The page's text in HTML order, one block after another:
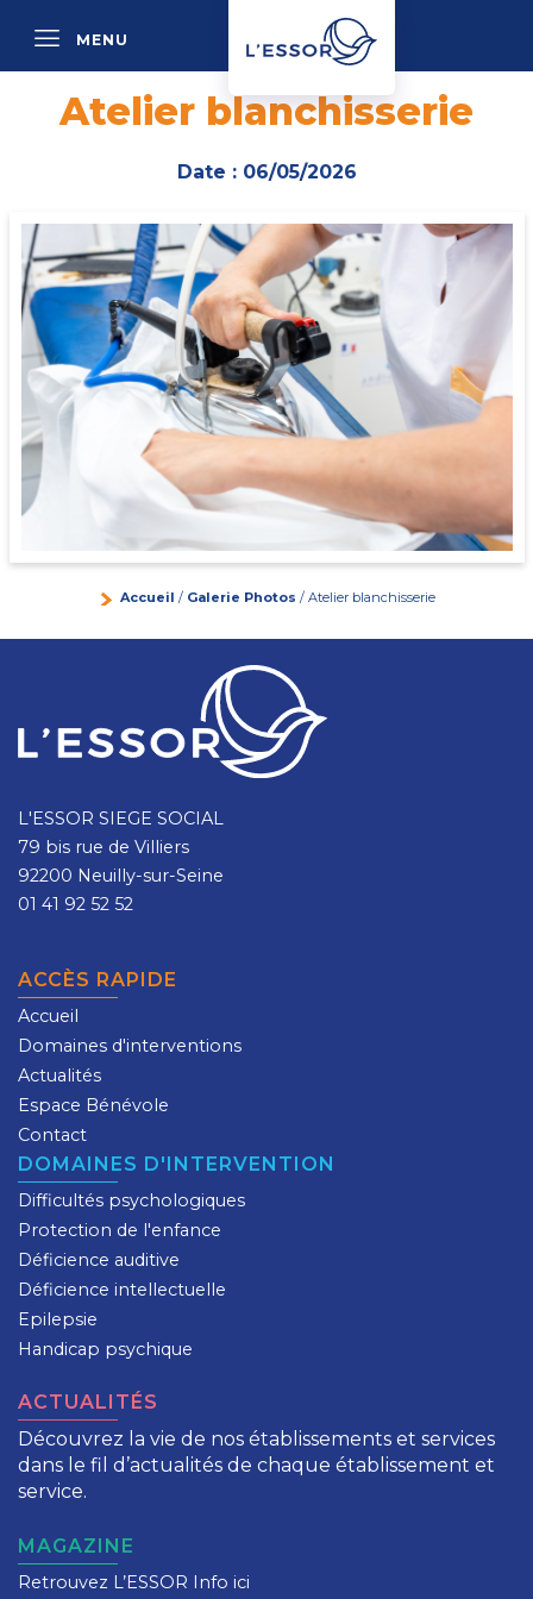
MENU
Atelier blanchisserie
Date : 06/05/2026
Accueil / Galerie Photos / Atelier blanchisserie
L'ESSOR SIEGE SOCIAL
79 bis rue de Villiers
92200 Neuilly-sur-Seine
01 41 92 52 52
ACCÈS RAPIDE
Accueil
Domaines d'interventions
Actualités
Espace Bénévole
Contact
DOMAINES D'INTERVENTION
Difficultés psychologiques
Protection de l'enfance
Déficience auditive
Déficience intellectuelle
Epilepsie
Handicap psychique
ACTUALITÉS
Découvrez la vie de nos établissements et services
dans le fil d’actualités de chaque établissement et
service.
MAGAZINE
Retrouvez L’ESSOR Info ici